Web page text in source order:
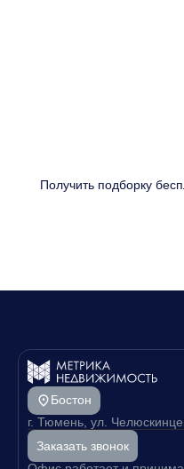
Получить подборку
Бостон
г. Тюмень, ул.
Заказать звонок